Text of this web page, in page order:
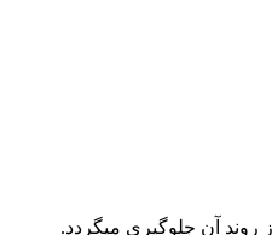
روند آن جلوگیری میگردد.